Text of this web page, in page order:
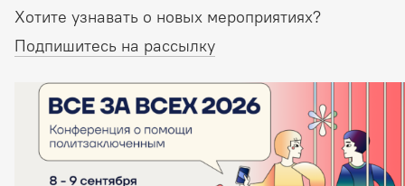
Хотите узнавать о новых мероприятиях?
Подпишитесь на рассылку